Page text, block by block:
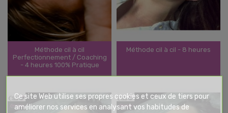
Méthode cil à cil
Perfectionnement / Coaching
- 4 heures 100% Pratique
Méthode cil à cil - 8 heures
Ce site Web utilise ses propres cookies et ceux de tiers pour
améliorer nos services en analysant vos habitudes de